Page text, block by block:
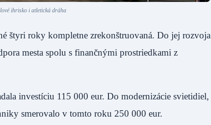
ihrisko i atletická dráha
štyri roky kompletne zrekonštruovaná. Do jej rozvoja
mesta spolu s finančnými prostriedkami z
investíciu 115 000 eur. Do modernizácie svietidiel,
smerovalo v tomto roku 250 000 eur.